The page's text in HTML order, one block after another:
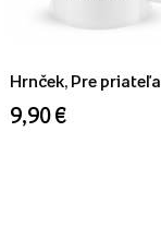
Hrnček, Pre priateľa
9,90 €